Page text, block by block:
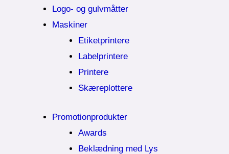
Logo- og gulvmåtter
Maskiner
Etiketprintere
Labelprintere
Printere
Skæreplottere
Promotionprodukter
Awards
Beklædning med Lys